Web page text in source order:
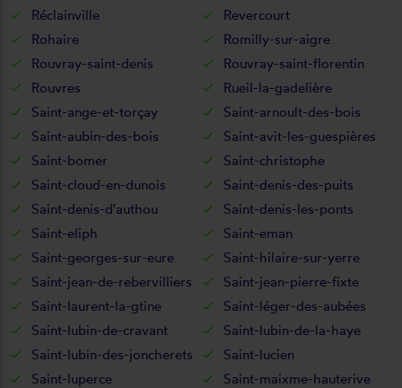
Réclainville
Revercourt
Rohaire
Romilly-sur-aigre
Rouvray-saint-denis
Rouvray-saint-florentin
Rouvres
Rueil-la-gadelière
Saint-ange-et-torçay
Saint-arnoult-des-bois
Saint-aubin-des-bois
Saint-avit-les-guespières
Saint-bomer
Saint-christophe
Saint-cloud-en-dunois
Saint-denis-des-puits
Saint-denis-d'authou
Saint-denis-les-ponts
Saint-eliph
Saint-eman
Saint-georges-sur-eure
Saint-hilaire-sur-yerre
Saint-jean-de-rebervilliers
Saint-jean-pierre-fixte
Saint-laurent-la-gtine
Saint-léger-des-aubées
Saint-lubin-de-cravant
Saint-lubin-de-la-haye
Saint-lubin-des-joncherets
Saint-lucien
Saint-luperce
Saint-maixme-hauterive